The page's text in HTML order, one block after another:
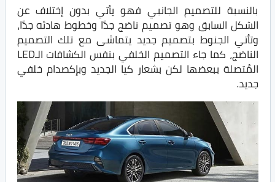
بالنسبة للتصميم الجانبي فهو يأتي بدون إختلاف عن
الشكل السابق وهو تصميم ناضج جدًا وخطوط هادئه جدًا،
وتأتي الجنوط بتصميم جديد يتماشى مع تلك التصميم
الناضج، كما جاء التصميم الخلفي بنفس الكشافات الـLED
المُتصلة ببعضها لكن بشعار كيا الجديد وبإكصدام خلفي
جديد.